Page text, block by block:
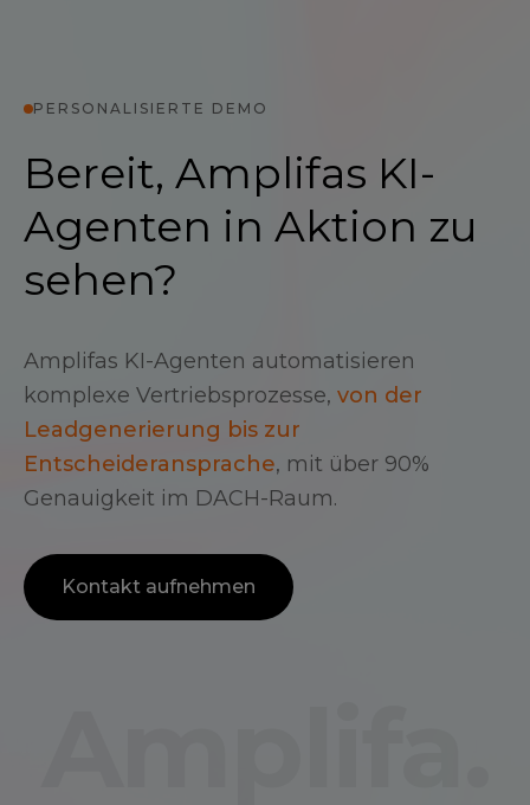
PERSONALISIERTE DEMO
Bereit, Amplifas KI-
Agenten in Aktion zu
sehen?
Amplifas KI-Agenten automatisieren
komplexe Vertriebsprozesse, von der
Leadgenerierung bis zur
Entscheideransprache, mit über 90%
Genauigkeit im DACH-Raum.
Kontakt aufnehmen